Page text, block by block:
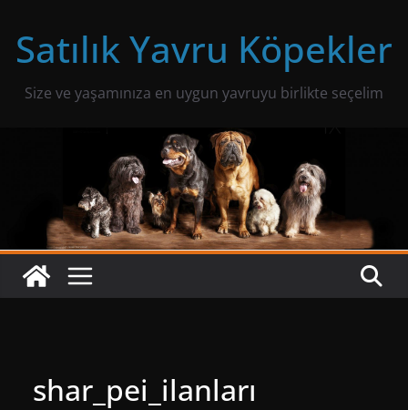
content
Satılık Yavru Köpekler
Size ve yaşamınıza en uygun yavruyu birlikte seçelim
shar_pei_ilanları